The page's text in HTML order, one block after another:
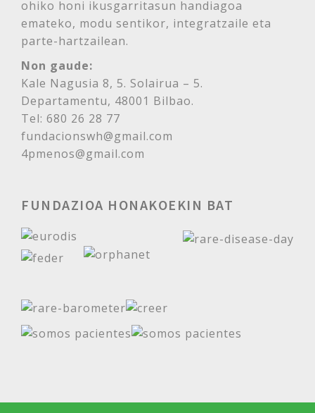
ohiko honi ikusgarritasun handiagoa
emateko, modu sentikor, integratzaile eta
parte-hartzailean.
Non gaude:
Kale Nagusia 8, 5. Solairua – 5.
Departamentu, 48001 Bilbao.
Tel: 680 26 28 77
fundacionswh@gmail.com
4pmenos@gmail.com
FUNDAZIOA HONAKOEKIN BAT